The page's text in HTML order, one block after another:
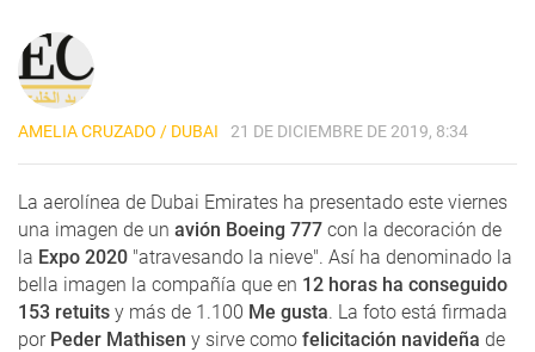
AMELIA CRUZADO / DUBAI 21 DE DICIEMBRE DE 2019, 8:34
La aerolínea de Dubai Emirates ha presentado este viernes
una imagen de un avión Boeing 777 con la decoración de
la Expo 2020 "atravesando la nieve". Así ha denominado la
bella imagen la compañía que en 12 horas ha conseguido
153 retuits y más de 1.100 Me gusta. La foto está firmada
por Peder Mathisen y sirve como felicitación navideña de